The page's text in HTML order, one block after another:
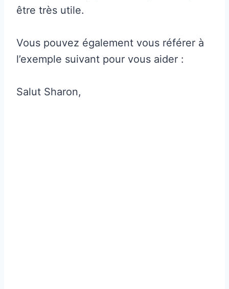
être très utile.
Vous pouvez également vous référer à
l’exemple suivant pour vous aider :
Salut Sharon,